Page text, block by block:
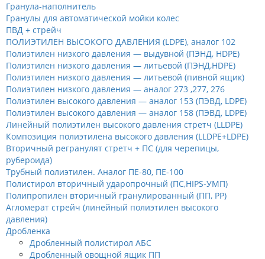
Гранула-наполнитель
Гранулы для автоматической мойки колес
ПВД + стрейч
ПОЛИЭТИЛЕН ВЫСОКОГО ДАВЛЕНИЯ (LDPE), аналог 102
Полиэтилен низкого давления — выдувной (ПЭНД, HDPE)
Полиэтилен низкого давления — литьевой (ПЭНД,HDPE)
Полиэтилен низкого давления — литьевой (пивной ящик)
Полиэтилен низкого давления — аналог 273 ,277, 276
Полиэтилен высокого давления — аналог 153 (ПЭВД, LDPE)
Полиэтилен высокого давления — аналог 158 (ПЭВД, LDPE)
Линейный полиэтилен высокого давления стретч (LLDPE)
Композиция полиэтилена высокого давления (LLDPE+LDPE)
Вторичный регранулят стретч + ПС (для черепицы,
рубероида)
Трубный полиэтилен. Аналог ПЕ-80, ПЕ-100
Полистирол вторичный ударопрочный (ПС,HIPS-УМП)
Полипропилен вторичный гранулированный (ПП, PP)
Агломерат стрейч (линейный полиэтилен высокого
давления)
Дробленка
Дробленный полистирол АБС
Дробленный овощной ящик ПП